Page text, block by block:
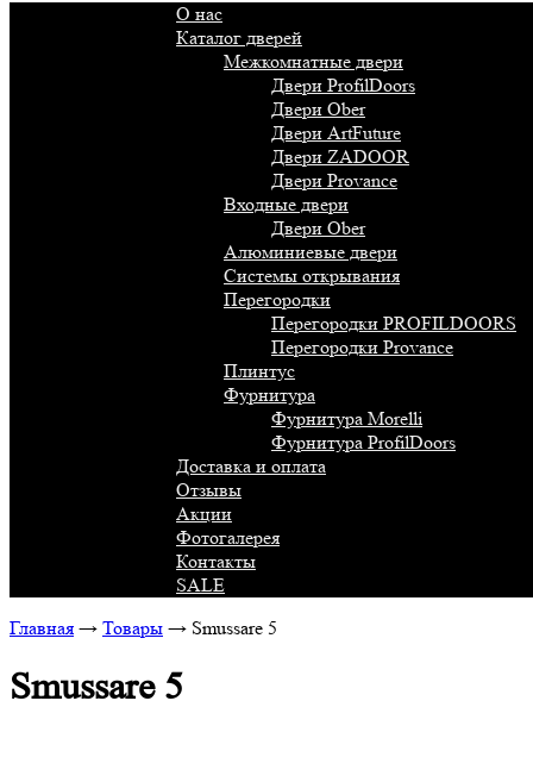
О нас
Каталог дверей
Межкомнатные двери
Двери ProfilDoors
Двери Ober
Двери ArtFuture
Двери ZADOOR
Двери Provance
Входные двери
Двери Ober
Алюминиевые двери
Системы открывания
Перегородки
Перегородки PROFILDOORS
Перегородки Provance
Плинтус
Фурнитура
Фурнитура Morelli
Фурнитура ProfilDoors
Доставка и оплата
Отзывы
Акции
Фотогалерея
Контакты
SALE
Главная → Товары → Smussare 5
Smussare 5